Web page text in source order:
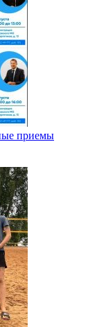
приемы